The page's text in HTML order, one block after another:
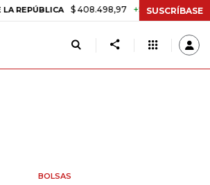
$ 408.498,97 +$ 8.753,81 +2,19%
SUSCRÍBASE
BOLSAS